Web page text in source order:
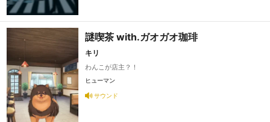
謎喫茶 with.ガオガオ珈琲
キリ
わんこが店主？！
ヒューマン
サウンド